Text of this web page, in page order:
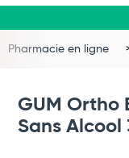
Pharmacie en ligne
GUM Ortho
Sans Alcool